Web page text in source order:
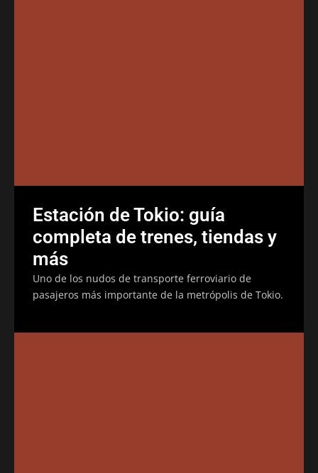
Estación de Tokio: guía
completa de trenes, tiendas y
más
Uno de los nudos de transporte ferroviario de
pasajeros más importante de la metrópolis de Tokio.